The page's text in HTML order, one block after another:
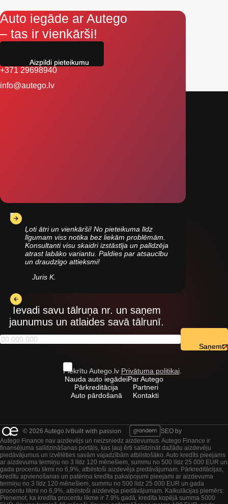
Auto iegāde ar Autego
– tas ir vienkārši!
+371 29698940
info@autego.lv
Ļoti ātri un vienkārši! No pieteikuma līdz
līgumam viss notika bez liekām problēmām.
Konsultanti visu skaidri izstāstīja un palīdzēja
atrast labāko variantu. Paldies par atsaucību
un draudzīgo attieksmi!
Juris K.
Ievadi savu tālruņa nr. un saņem
jaunumus un atlaides savā tālrunī.
Piekrītu Autego.lv Privātuma politikai.
Nauda auto iegādei
Pārkreditācija
Auto pārdošanā
Par Autego
Partneri
Kontakti
© 2026 Autego.lv
SEO by
Autego Finance nav aizdevējs un neizsniedz aizdevumus. Autego Finance ir
finansējuma salīdzināšanas portāls, kas ļauj ērti salīdzināt dažādu aizdevēju
piedāvājumus un izvēlēties savām vajadzībām atbilstošāko. Auto kredīts pieejams
ar aizdevuma termiņu no 3 līdz 120 mēnešiem, summu no 500 līdz 25 000 EUR un
gada procentu likmi no 6,9%, atbilstoši aizdevēja piedāvājumam. Pārkreditācijas,
kredītu apvienošanas un patēriņa kredīta pakalpojumi pieejami ar aizdevuma
termiņu no 3 līdz 120 mēnešiem, summu no 500 līdz 25 000 EUR un gada
procentu likmi no 6,9%, atbilstoši aizdevēja piedāvājumam. Kalkulācijas piemērs:
Pieņemot, ka kredīta procentu likme ir 7.9% gadā, kredīta kopējā summa 5000